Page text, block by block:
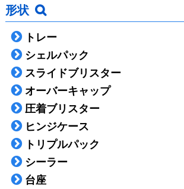
形状
トレー
シェルパック
スライドブリスター
オーバーキャップ
圧着ブリスター
ヒンジケース
トリプルパック
シーラー
台座